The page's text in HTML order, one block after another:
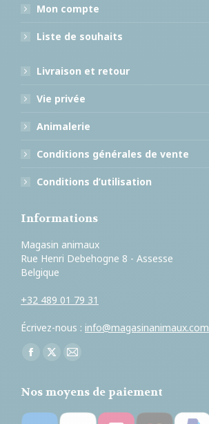
Mon compte
Liste de souhaits
Livraison et retour
Vie privée
Animalerie
Conditions générales de vente
Conditions d’utilisation
Informations
Magasin animaux
Rue Henri Debehogne 8 - Assesse
Belgique
+32 489 01 79 31
Écrivez-nous : info@magasinanimaux.com
Trouvez nous sur :
Facebook
opens
in
X
opens
in
E-
page
opens
Nos moyens de paiement